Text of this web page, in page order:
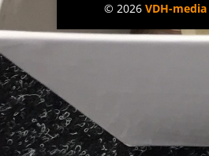
© 2026 VDH-media